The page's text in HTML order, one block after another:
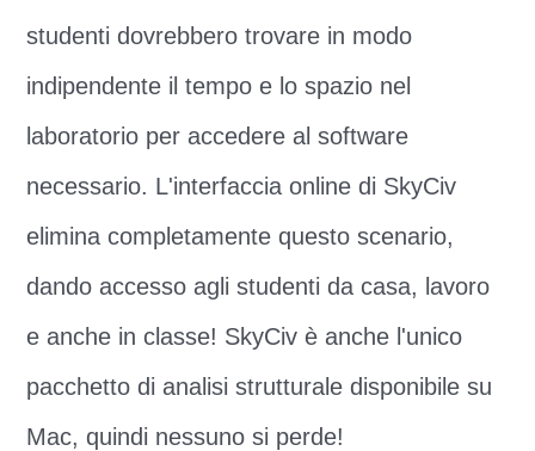
studenti dovrebbero trovare in modo
indipendente il tempo e lo spazio nel
laboratorio per accedere al software
necessario. L'interfaccia online di SkyCiv
elimina completamente questo scenario,
dando accesso agli studenti da casa, lavoro
e anche in classe! SkyCiv è anche l'unico
pacchetto di analisi strutturale disponibile su
Mac, quindi nessuno si perde!